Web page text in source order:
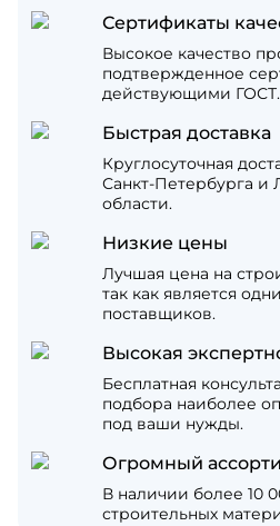
Сертификаты
Высокое качество
подтвержденное
действующими ГОСТ.
Быстрая доставка
Круглосуточная
Санкт-Петербурга и
области.
Низкие цены
Лучшая цена на
так как является
поставщиков.
Высокая
Бесплатная
подбора наиболее
под ваши нужды.
Огромный
В наличии более 10
строительных